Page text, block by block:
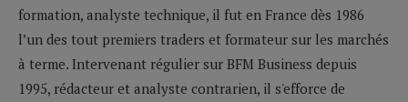
formation, analyste technique, il fut en France dès 1986
l’un des tout premiers traders et formateur sur les marchés
à terme. Intervenant régulier sur BFM Business depuis
1995, rédacteur et analyste contrarien, il s'efforce de